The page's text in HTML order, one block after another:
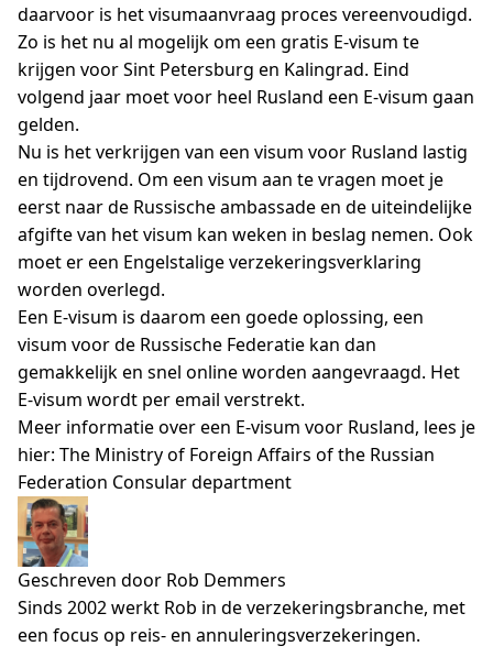
daarvoor is het visumaanvraag proces vereenvoudigd.
Zo is het nu al mogelijk om een gratis E-visum te
krijgen voor Sint Petersburg en Kalingrad. Eind
volgend jaar moet voor heel Rusland een E-visum gaan
gelden.
Nu is het verkrijgen van een visum voor Rusland lastig
en tijdrovend. Om een visum aan te vragen moet je
eerst naar de Russische ambassade en de uiteindelijke
afgifte van het visum kan weken in beslag nemen. Ook
moet er een Engelstalige verzekeringsverklaring
worden overlegd.
Een E-visum is daarom een goede oplossing, een
visum voor de Russische Federatie kan dan
gemakkelijk en snel online worden aangevraagd. Het
E-visum wordt per email verstrekt.
Meer informatie over een E-visum voor Rusland, lees je
hier: The Ministry of Foreign Affairs of the Russian
Federation Consular department
Geschreven door Rob Demmers
Sinds 2002 werkt Rob in de verzekeringsbranche, met
een focus op reis- en annuleringsverzekeringen.